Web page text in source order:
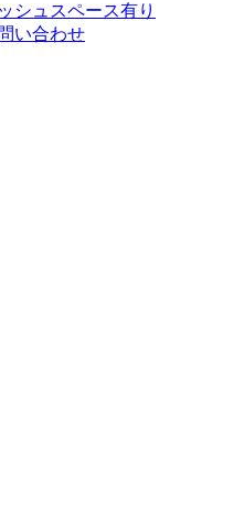
シュスペース有り
い合わせ